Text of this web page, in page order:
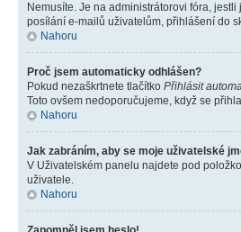
Nemusíte. Je na administrátorovi fóra,
posílání e-mailů uživatelům, přihlášení do
Nahoru
Proč jsem automaticky odhlášen?
Pokud nezaškrtnete tlačítko Přihlásit
Toto ovšem nedoporučujeme, když se
Nahoru
Jak zabráním, aby se moje uživatelské
V Uživatelském panelu najdete pod
uživatele.
Nahoru